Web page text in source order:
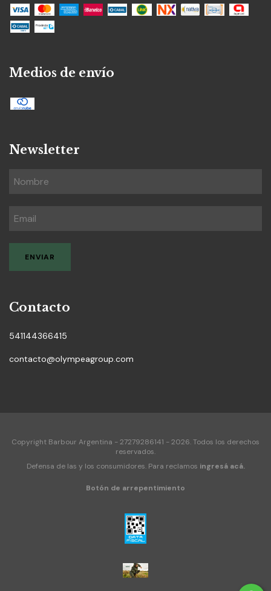
Medios de envío
Newsletter
Contacto
541144366415
contacto@olympeagroup.com
Copyright Barbour Argentina - 27279286141 - 2026. Todos los derechos
reservados.
Defensa de las y los consumidores. Para reclamos ingresá acá.
Botón de arrepentimiento